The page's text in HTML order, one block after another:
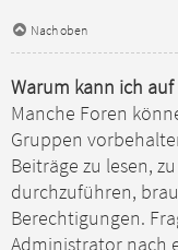
Nach oben
Warum kann ich
Manche Foren
Gruppen
Beiträge zu lesen,
durchzuführen,
Berechtigungen.
Administrator nach